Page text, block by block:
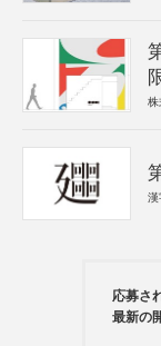
株
漢
応募さ
最新の